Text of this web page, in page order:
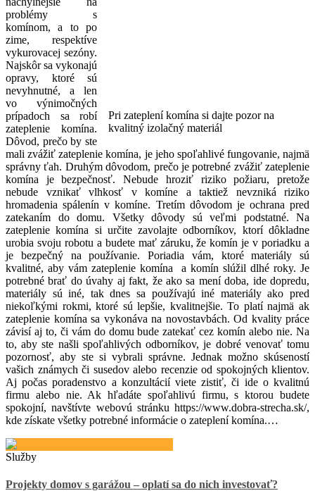
Pri zateplení komína si dajte pozor na
kvalitný izolačný materiál
problémy s
komínom, a to po
zime, respektíve
vykurovacej sezóny.
Najskôr sa vykonajú
opravy, ktoré sú
nevyhnutné, a len
vo výnimočných
prípadoch sa robí
zateplenie komína.
Dôvod, prečo by ste
mali zvážiť zateplenie komína, je jeho spoľahlivé fungovanie, najmä
správny ťah. Druhým dôvodom, prečo je potrebné zvážiť zateplenie
komína je bezpečnosť. Nebude hroziť riziko požiaru, pretože
nebude vznikať vlhkosť v komíne a taktiež nevzniká riziko
hromadenia spálenín v komíne. Tretím dôvodom je ochrana pred
zatekaním do domu. Všetky dôvody sú veľmi podstatné. Na
zateplenie komína si určite zavolajte odborníkov, ktorí dôkladne
urobia svoju robotu a budete mať záruku, že komín je v poriadku a
je bezpečný na používanie. Poriadia vám, ktoré materiály sú
kvalitné, aby vám zateplenie komína a komín slúžil dlhé roky. Je
potrebné brať do úvahy aj fakt, že ako sa mení doba, ide dopredu,
materiály sú iné, tak dnes sa používajú iné materiály ako pred
niekoľkými rokmi, ktoré sú lepšie, kvalitnejšie. To platí najmä ak
zateplenie komína sa vykonáva na novostavbách. Od kvality práce
závisí aj to, či vám do domu bude zatekať cez komín alebo nie. Na
to, aby ste našli spoľahlivých odborníkov, je dobré venovať tomu
pozornosť, aby ste si vybrali správne. Jednak možno skúseností
vašich známych či susedov alebo recenzie od spokojných klientov.
Aj počas poradenstvo a konzultácií viete zistiť, či ide o kvalitnú
firmu alebo nie. Ak hľadáte spoľahlivú firmu, s ktorou budete
spokojní, navštívte webovú stránku https://www.dobra-strecha.sk/,
kde získate všetky potrebné informácie o zateplení komína.…
Služby
Projekty domov s garážou – oplatí sa do nich investovať?